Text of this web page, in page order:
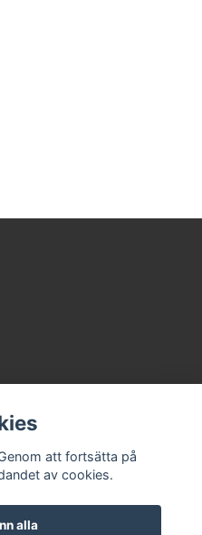
Org.nr: 556671-0470
Prenumerera
att fortsätta på
av cookies.
alla